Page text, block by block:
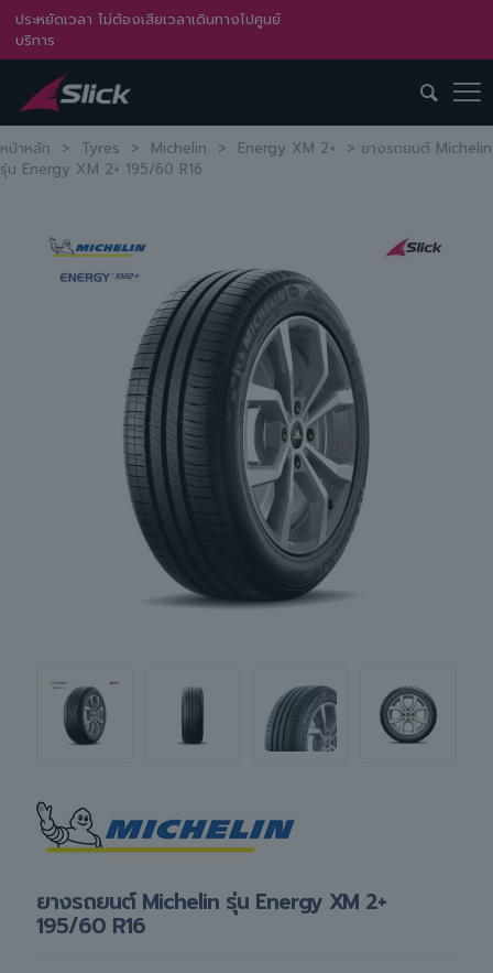
ประหยัดเวลา ไม่ต้องเสียเวลาเดินทางไปศูนย์
บริการ
หน้าหลัก > Tyres > Michelin > Energy XM 2+ > ยางรถยนต์ Michelin
รุ่น Energy XM 2+ 195/60 R16
ยางรถยนต์ Michelin รุ่น Energy XM 2+
195/60 R16